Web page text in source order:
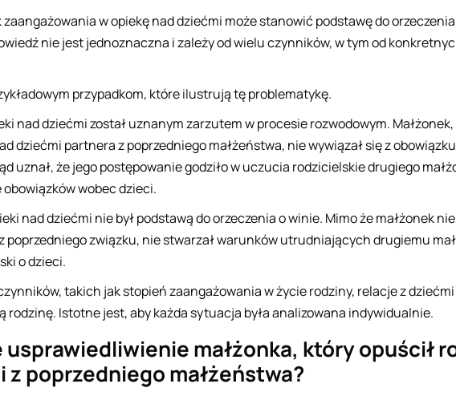
w opiekę nad dziećmi może stanowić podstawę do
nie jest jednoznaczna i zależy od wielu czynników, w tym od
przypadkom, które ilustrują tę problematykę.
nad dziećmi został uznanym zarzutem w procesie rozwodowym.
dziećmi partnera z poprzedniego małżeństwa, nie wywiązał się z
uznał, że jego postępowanie godziło w uczucia rodzicielskie drugiego
wobec dzieci.
nad dziećmi nie był podstawą do orzeczenia o winie. Mimo że małżonek
poprzedniego związku, nie stwarzał warunków utrudniających drugiemu
o dzieci.
takich jak stopień zaangażowania w życie rodziny, relacje z dziećmi
rodzinę. Istotne jest, aby każda sytuacja była analizowana indywidualnie.
małżonka, który opuścił
poprzedniego małżeństwa?